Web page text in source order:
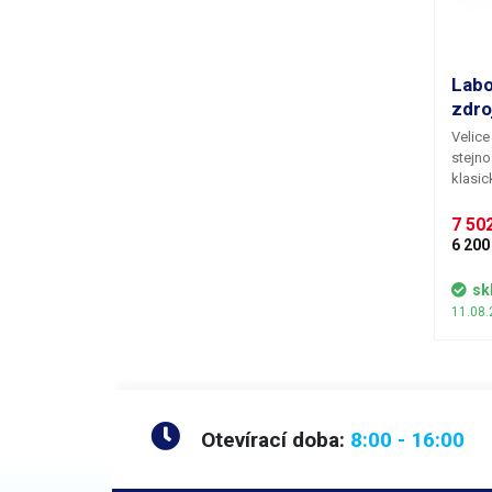
se
které
nebo
7
6
Otevírací doba: 8:00 - 16:00